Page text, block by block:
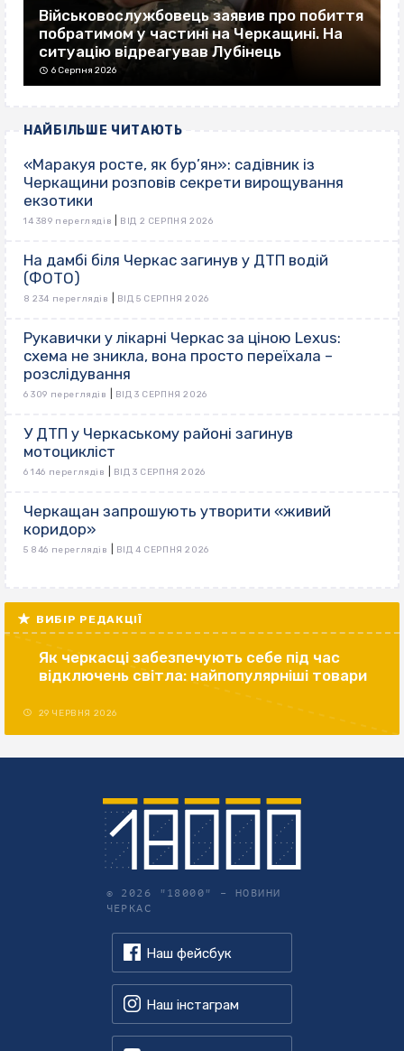
Військовослужбовець заявив про побиття
побратимом у частині на Черкащині. На
ситуацію відреагував Лубінець
6 Серпня 2026
НАЙБІЛЬШЕ ЧИТАЮТЬ
«Маракуя росте, як бур’ян»: садівник із
Черкащини розповів секрети вирощування
екзотики
14 389 переглядів ВІД 2 СЕРПНЯ 2026
На дамбі біля Черкас загинув у ДТП водій
(ФОТО)
8 234 переглядів ВІД 5 СЕРПНЯ 2026
Рукавички у лікарні Черкас за ціною Lexus:
схема не зникла, вона просто переїхала –
розслідування
6 309 переглядів ВІД 3 СЕРПНЯ 2026
У ДТП у Черкаському районі загинув
мотоцикліст
6 146 переглядів ВІД 3 СЕРПНЯ 2026
Черкащан запрошують утворити «живий
коридор»
5 846 переглядів ВІД 4 СЕРПНЯ 2026
ВИБІР РЕДАКЦІЇ
Як черкасці забезпечують себе під час
відключень світла: найпопулярніші товари
29 ЧЕРВНЯ 2026
© 2026 "18000" – НОВИНИ
ЧЕРКАС
Наш фейсбук
Наш інстаграм